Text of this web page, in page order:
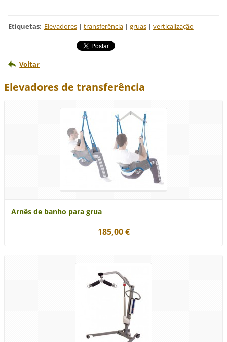
Etiquetas: Elevadores | transferência | gruas | verticalização
Voltar
Elevadores de transferência
Arnês de banho para grua
185,00 €